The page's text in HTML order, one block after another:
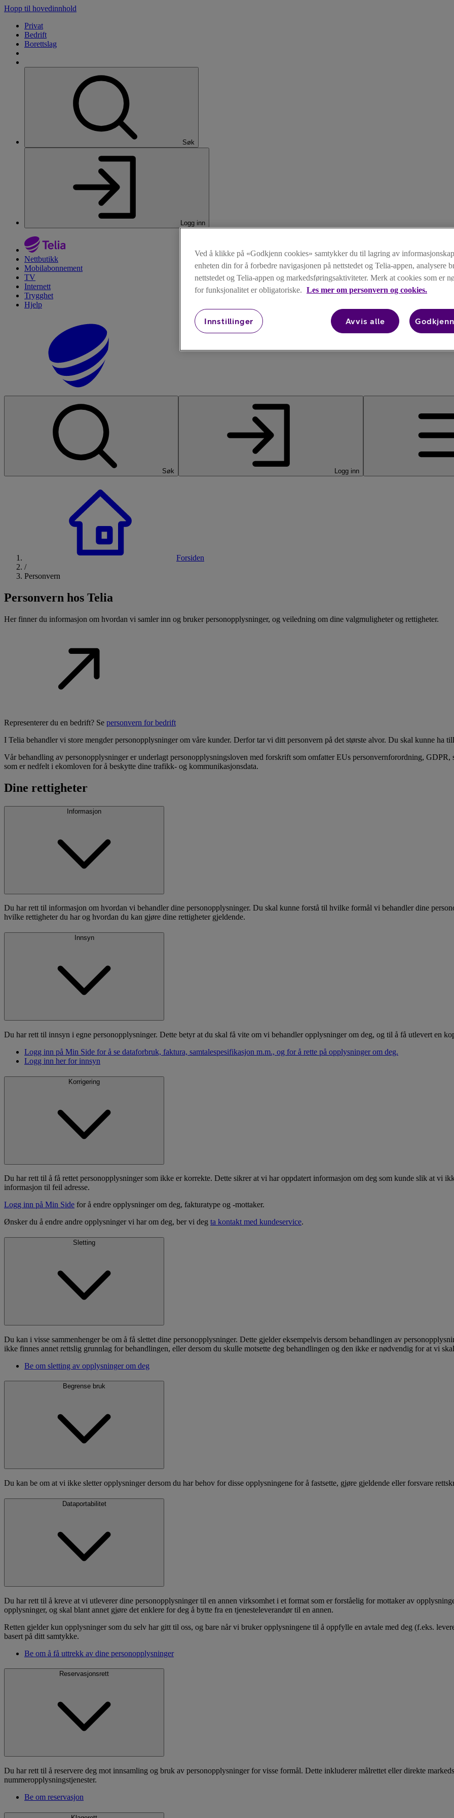
Hopp til hovedinnhold
Privat
Bedrift
Borettslag
Søk
Logg inn
Nettbutikk
Mobilabonnement
TV
Internett
Trygghet
Hjelp
Søk Logg inn
Forsiden
/
Personvern
Personvern hos Telia
Her finner du informasjon om hvordan vi samler inn og bruker personopplysninger, og veiledning om dine valgmuligheter og rettigheter.
Representerer du en bedrift? Se personvern for bedrift
I Telia behandler vi store mengder personopplysninger om våre kunder. Derfor tar vi ditt personvern på det største alvor. Du skal kunne ha
Vår behandling av personopplysninger er underlagt personopplysningsloven med forskrift som omfatter EUs personvernforordning,
som er nedfelt i ekomloven for å beskytte dine trafikk- og kommunikasjonsdata.
Dine rettigheter
Informasjon
Du har rett til informasjon om hvordan vi behandler dine personopplysninger. Du skal kunne forstå til hvilke formål vi behandler dine
hvilke rettigheter du har og hvordan du kan gjøre dine rettigheter gjeldende.
Innsyn
Du har rett til innsyn i egne personopplysninger. Dette betyr at du skal få vite om vi behandler opplysninger om deg, og til å få utlevert en
Logg inn på Min Side for å se dataforbruk, faktura, samtalespesifikasjon m.m., og for å rette på opplysninger om deg.
Logg inn her for innsyn
Korrigering
Du har rett til å få rettet personopplysninger som ikke er korrekte. Dette sikrer at vi har oppdatert informasjon om deg som kunde slik at vi
informasjon til feil adresse.
Logg inn på Min Side for å endre opplysninger om deg, fakturatype og -mottaker.
Ønsker du å endre andre opplysninger vi har om deg, ber vi deg ta kontakt med kundeservice.
Sletting
Du kan i visse sammenhenger be om å få slettet dine personopplysninger. Dette gjelder eksempelvis dersom behandlingen av
ikke finnes annet rettslig grunnlag for behandlingen, eller dersom du skulle motsette deg behandlingen og den ikke er nødvendig for at vi
Be om sletting av opplysninger om deg
Begrense bruk
Du kan be om at vi ikke sletter opplysninger dersom du har behov for disse opplysningene for å fastsette, gjøre gjeldende eller forsvare
Dataportabilitet
Du har rett til å kreve at vi utleverer dine personopplysninger til en annen virksomhet i et format som er forståelig for mottaker av
opplysninger, og skal blant annet gjøre det enklere for deg å bytte fra en tjenesteleverandør til en annen.
Retten gjelder kun opplysninger som du selv har gitt til oss, og bare når vi bruker opplysningene til å oppfylle en avtale med deg (f.eks.
basert på ditt samtykke.
Be om å få uttrekk av dine personopplysninger
Reservasjonsrett
Du har rett til å reservere deg mot innsamling og bruk av personopplysninger for visse formål. Dette inkluderer målrettet eller direkte
nummeropplysningstjenester.
Be om reservasjon
Ved å klikke på «Godkjenn cookies» samtykker du til lagring av
enheten din for å forbedre navigasjonen på nettstedet og Telia-appen, analysere
nettstedet og Telia-appen og markedsføringsaktiviteter. Merk at cookies som er
for funksjonalitet er obligatoriske. Les mer om personvern og cookies.
Innstillinger Avvis alle